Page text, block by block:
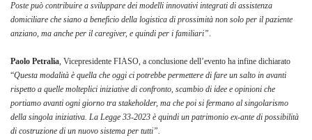
Poste può contribuire a sviluppare dei modelli innovativi integrati di assistenza
domiciliare che siano a beneficio della logistica di prossimità non solo per il paziente
anziano, ma anche per il caregiver, e quindi per i familiari”.
Paolo Petralia, Vicepresidente FIASO, a conclusione dell’evento ha infine dichiarato
“Questa modalità è quella che oggi ci potrebbe permettere di fare un salto in avanti
rispetto a quelle molteplici iniziative di confronto, scambio di idee e opinioni che
portiamo avanti ogni giorno tra stakeholder, ma che poi si fermano al singolarismo
della singola iniziativa. La Legge 33-2023 è quindi un patrimonio ex-ante di possibilità
di costruzione di un nuovo sistema per tutti”.